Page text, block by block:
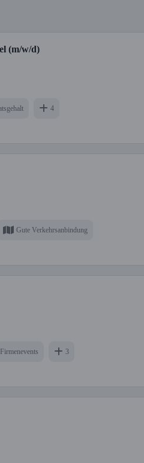
(m/w/d)
4
Gute Verkehrsanbindung
Firmenevents 3